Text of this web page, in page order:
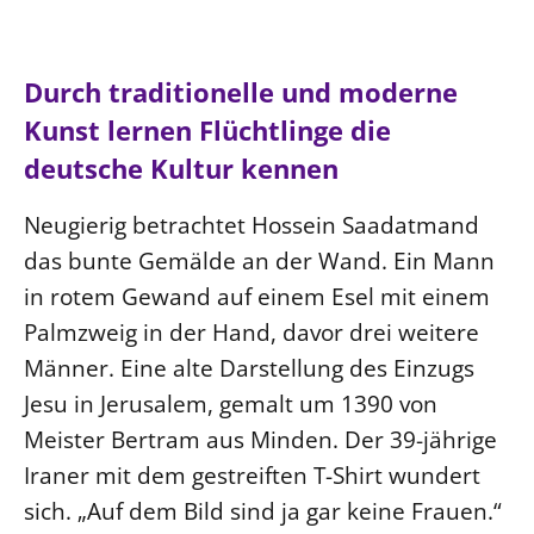
Durch traditionelle und moderne
Kunst lernen Flüchtlinge die
deutsche Kultur kennen
Neugierig betrachtet Hossein Saadatmand
das bunte Gemälde an der Wand. Ein Mann
in rotem Gewand auf einem Esel mit einem
Palmzweig in der Hand, davor drei weitere
Männer. Eine alte Darstellung des Einzugs
Jesu in Jerusalem, gemalt um 1390 von
Meister Bertram aus Minden. Der 39-jährige
Iraner mit dem gestreiften T-Shirt wundert
sich. „Auf dem Bild sind ja gar keine Frauen.“
Personalausschuss
LANDESKIRCHENAMT
Willkommen
Kollegium
Abteilungen des Landeskirchenamts
Rechnungsprüfungsamt
Fachstelle Sexualisierte Gewalt
Beschwerdestellen
Kirchenämter
Gleichstellung
Datenschutz
Geschäftsstelle Landessynode
Glaubensbekenntnis
Positionen
Ökumene
Religionen
KLIMASCHUTZ
Nachhaltigkeit
Erneuerbare Energien
Naturschutz
Gebäude
Datenschutz
Kontakt
Barrierefreiheit
Presse
Freie Stellen
Service für Gemeinden
Suche